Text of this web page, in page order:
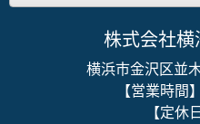
株式会社
横浜市金沢区並
【営業時間
【定休